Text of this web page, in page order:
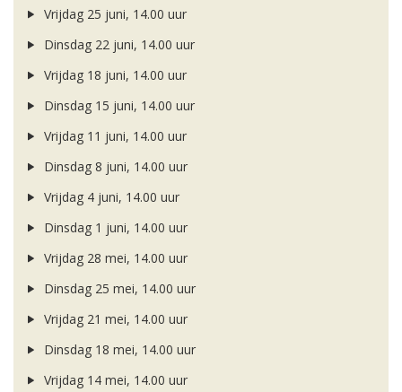
Vrijdag 25 juni, 14.00 uur
Dinsdag 22 juni, 14.00 uur
Vrijdag 18 juni, 14.00 uur
Dinsdag 15 juni, 14.00 uur
Vrijdag 11 juni, 14.00 uur
Dinsdag 8 juni, 14.00 uur
Vrijdag 4 juni, 14.00 uur
Dinsdag 1 juni, 14.00 uur
Vrijdag 28 mei, 14.00 uur
Dinsdag 25 mei, 14.00 uur
Vrijdag 21 mei, 14.00 uur
Dinsdag 18 mei, 14.00 uur
Vrijdag 14 mei, 14.00 uur